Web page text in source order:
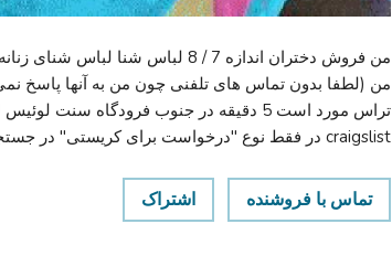
من فروش دختران اندازه 7 / 8 لباس
تراس مورد است 5 دقیقه در جنوب فرودگاه
craigslist در فقط نوع "درخواست برای کریستی" در جستجو به آنها مراجعه کنید. با تشکر برای دنبال!
تماس با فروشنده اشتراک